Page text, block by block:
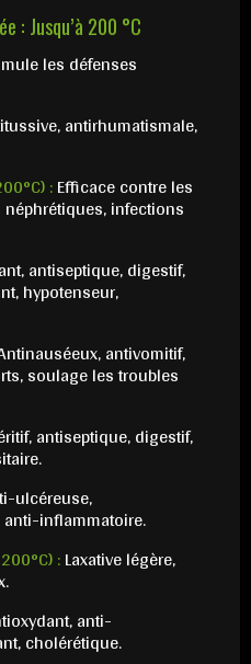
: Jusqu’à 200 °C
les défenses
antirhumatismale,
:Efficace contre les
infections
antiseptique, digestif,
hypotenseur,
antivomitif,
soulage les troubles
antiseptique, digestif,
ulcéreuse,
inflammatoire.
:Laxative légère,
anti-
cholérétique.